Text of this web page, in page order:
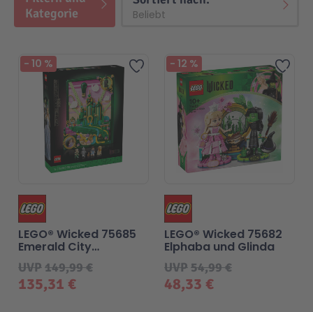
Kategorie
Zur Wunschliste hinzufügen
- 10 %
135,31 €
UVP149,99 €
LEGO® Wicked 75685
Emerald City
Wandkunst
Zur
- 12 %
48,33 €
UVP54,99 €
LEGO® Wicked 75682
Elphaba und Glinda